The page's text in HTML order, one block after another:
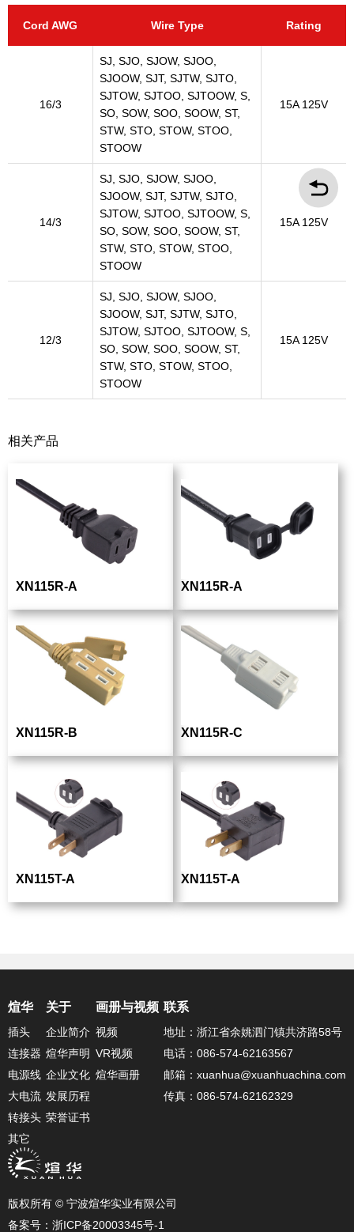
Cord AWG Wire Type Rating
16/3
SJ, SJO, SJOW, SJOO,
SJOOW, SJT, SJTW, SJTO,
SJTOW, SJTOO, SJTOOW, S,
SO, SOW, SOO, SOOW, ST,
STW, STO, STOW, STOO,
STOOW
15A 125V
14/3
SJ, SJO, SJOW, SJOO,
SJOOW, SJT, SJTW, SJTO,
SJTOW, SJTOO, SJTOOW, S,
SO, SOW, SOO, SOOW, ST,
STW, STO, STOW, STOO,
STOOW
15A 125V
12/3
SJ, SJO, SJOW, SJOO,
SJOOW, SJT, SJTW, SJTO,
SJTOW, SJTOO, SJTOOW, S,
SO, SOW, SOO, SOOW, ST,
STW, STO, STOW, STOO,
STOOW
15A 125V
相关产品
XN115R-A XN115R-A
XN115R-B XN115R-C
XN115T-A XN115T-A
煊华
插头
连接器
电源线
大电流
转接头
其它
关于
企业简介
煊华声明
企业文化
发展历程
荣誉证书
画册与视频
视频
VR视频
煊华画册
联系
地址：浙江省余姚泗门镇共济路58号
电话：086-574-62163567
邮箱：xuanhua@xuanhuachina.com
传真：086-574-62162329
版权所有 © 宁波煊华实业有限公司
备案号：浙ICP备20003345号-1